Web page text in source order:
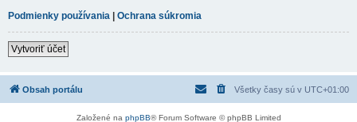
Podmienky používania | Ochrana súkromia
Vytvoriť účet
Obsah portálu Všetky časy sú v UTC+01:00
Založené na phpBB® Forum Software © phpBB Limited